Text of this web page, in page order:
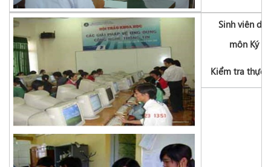
Sinh viên
môn Ký
Kiểm tra thực